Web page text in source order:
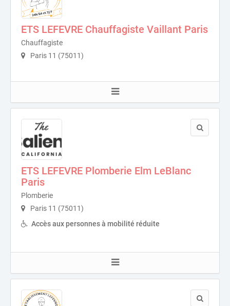
ETS LEFEVRE Chauffagiste Vaillant Paris
Chauffagiste
Paris 11 (75011)
ETS LEFEVRE Plomberie Elm LeBlanc
Paris
Plomberie
Paris 11 (75011)
Accès aux personnes à mobilité réduite